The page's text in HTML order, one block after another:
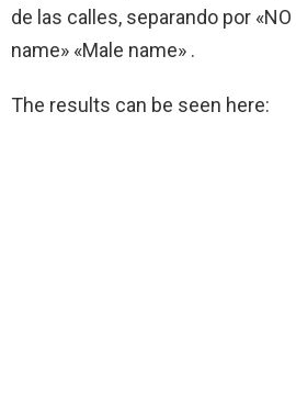
de las calles, separando por
name» «Male name» .
The results can be seen here: